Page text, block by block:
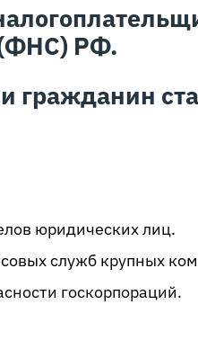
(ФНС) РФ.
гражданин
юридических лиц.
служб крупных
госкорпораций.